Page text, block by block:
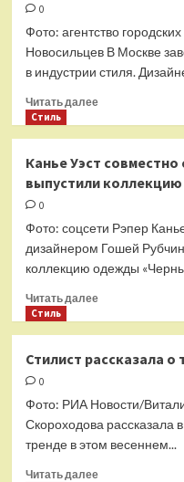
уборов
на
весну
0
Фото: агентство
Новосильцев В Москве
в индустрии стиля.
Читать далееПрочитать
моды
в
завершилась
показом
на
Стиль
Канье Уэст
выпустили
0
Фото: соцсети Рэпер
дизайнером Гошей
коллекцию одежды
Читать далееПрочитать
Уэст
с
Рубчинским
выпустили
Стиль
Стилист рассказала о
0
Фото: РИА Новости/
Скороходова рассказала
тренде в этом весеннем...
Читать далееПрочитать